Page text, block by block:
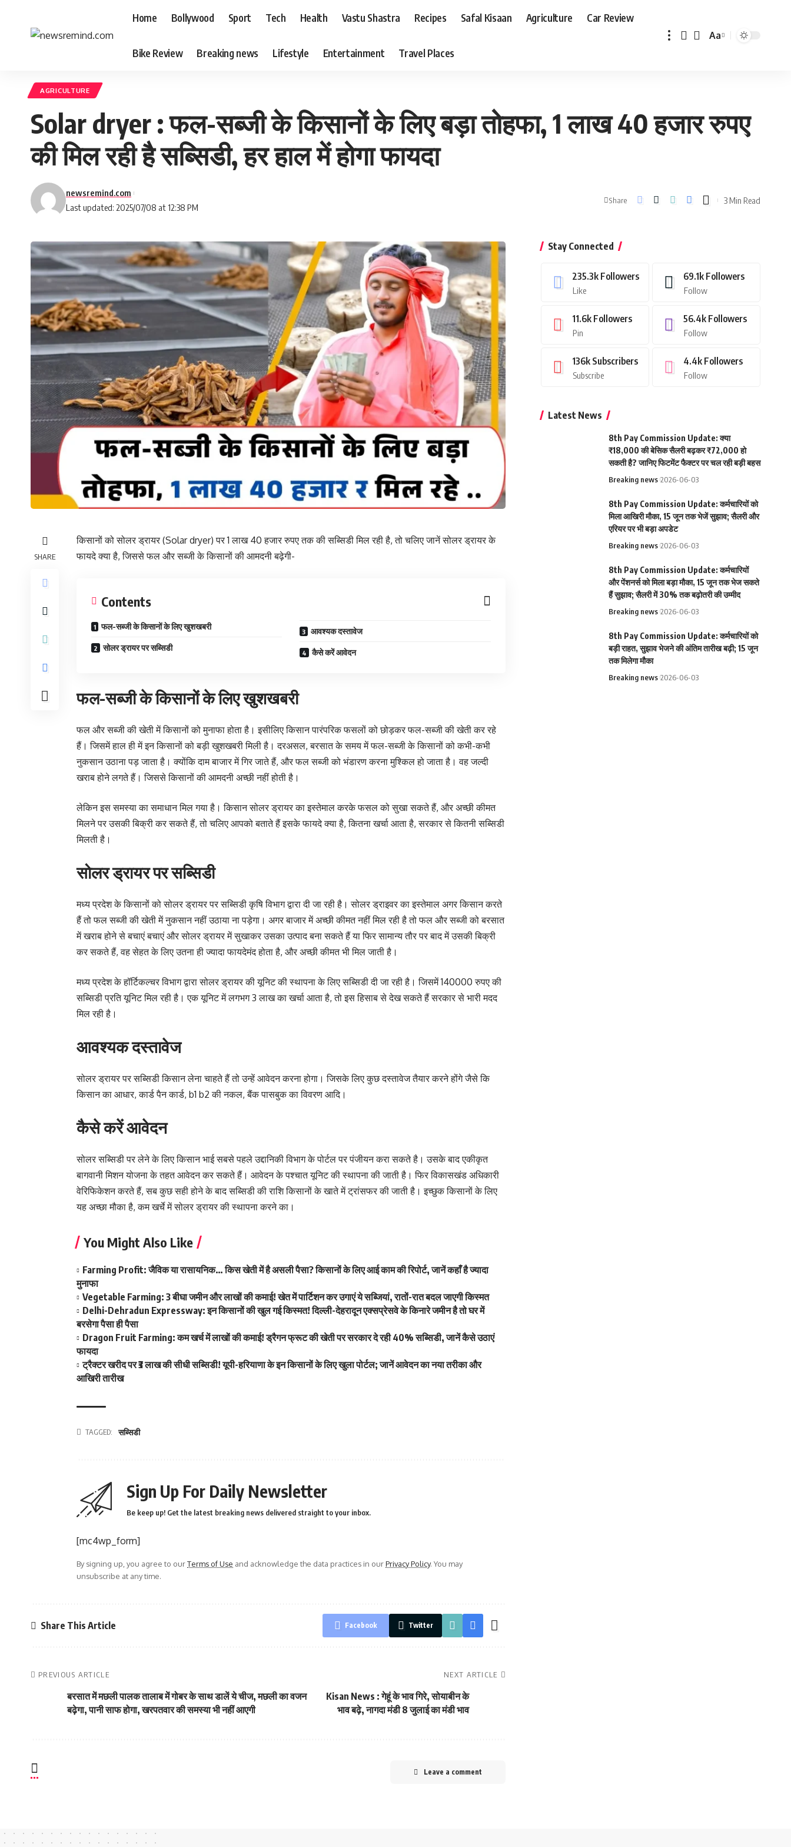
Home Bollywood Sport Tech Health Vastu Shastra Recipes Safal Kisaan Agriculture Car Review
Bike Review Breaking news Lifestyle Entertainment Travel Places
Font
Aa
AGRICULTURE
Solar dryer : फल-सब्जी के किसानों के लिए बड़ा तोहफा, 1 लाख 40 हजार रुपए
की मिल रही है सब्सिडी, हर हाल में होगा फायदा
Last updated: 2025/07/08 at 12:38 PM
newsremind.com
Share 3 Min Read
SHARE
किसानों को सोलर ड्रायर (Solar dryer) पर 1 लाख 40 हजार रुपए तक की सब्सिडी मिल रही है, तो चलिए जानें सोलर ड्रायर के
फायदे क्या है, जिससे फल और सब्जी के किसानों की आमदनी बढ़ेगी-
Contents
फल-सब्जी के किसानों के लिए खुशखबरी
सोलर ड्रायर पर सब्सिडी
आवश्यक दस्तावेज
कैसे करें आवेदन
फल-सब्जी के किसानों के लिए खुशखबरी
फल और सब्जी की खेती में किसानों को मुनाफा होता है। इसीलिए किसान पारंपरिक फसलों को छोड़कर फल-सब्जी की खेती कर रहे
हैं। जिसमें हाल ही में इन किसानों को बड़ी खुशखबरी मिली है। दरअसल, बरसात के समय में फल-सब्जी के किसानों को कभी-कभी
नुकसान उठाना पड़ जाता है। क्योंकि दाम बाजार में गिर जाते हैं, और फल सब्जी को भंडारण करना मुश्किल हो जाता है। वह जल्दी
खराब होने लगते हैं। जिससे किसानों की आमदनी अच्छी नहीं होती है।
लेकिन इस समस्या का समाधान मिल गया है। किसान सोलर ड्रायर का इस्तेमाल करके फसल को सुखा सकते हैं, और अच्छी कीमत
मिलने पर उसकी बिक्री कर सकते हैं, तो चलिए आपको बताते हैं इसके फायदे क्या है, कितना खर्चा आता है, सरकार से कितनी सब्सिडी
मिलती है।
सोलर ड्रायर पर सब्सिडी
मध्य प्रदेश के किसानों को सोलर ड्रायर पर सब्सिडी कृषि विभाग द्वारा दी जा रही है। सोलर ड्राइवर का इस्तेमाल अगर किसान करते
हैं तो फल सब्जी की खेती में नुकसान नहीं उठाया ना पड़ेगा। अगर बाजार में अच्छी कीमत नहीं मिल रही है तो फल और सब्जी को बरसात
में खराब होने से बचाएं बचाएं और सोलर ड्रायर में सुखाकर उसका उत्पाद बना सकते हैं या फिर सामान्य तौर पर बाद में उसकी बिक्री
कर सकते हैं, वह सेहत के लिए उतना ही ज्यादा फायदेमंद होता है, और अच्छी कीमत भी मिल जाती है।
मध्य प्रदेश के हॉर्टिकल्चर विभाग द्वारा सोलर ड्रायर की यूनिट की स्थापना के लिए सब्सिडी दी जा रही है। जिसमें 140000 रुपए की
सब्सिडी प्रति यूनिट मिल रही है। एक यूनिट में लगभग 3 लाख का खर्चा आता है, तो इस हिसाब से देख सकते हैं सरकार से भारी मदद
मिल रही है।
आवश्यक दस्तावेज
सोलर ड्रायर पर सब्सिडी किसान लेना चाहते हैं तो उन्हें आवेदन करना होगा। जिसके लिए कुछ दस्तावेज तैयार करने होंगे जैसे कि
किसान का आधार, कार्ड पैन कार्ड, b1 b2 की नकल, बैंक पासबुक का विवरण आदि।
कैसे करें आवेदन
सोलर सब्सिडी पर लेने के लिए किसान भाई सबसे पहले उद्दानिकी विभाग के पोर्टल पर पंजीयन करा सकते है। उसके बाद एकीकृत
बागवानी मिशन योजना के तहत आवेदन कर सकते हैं। आवेदन के पश्चात यूनिट की स्थापना की जाती है। फिर विकासखंड अधिकारी
वेरिफिकेशन करते हैं, सब कुछ सही होने के बाद सब्सिडी की राशि किसानों के खाते में ट्रांसफर की जाती है। इच्छुक किसानों के लिए
यह अच्छा मौका है, कम खर्चे में सोलर ड्रायर की स्थापना करने का।
You Might Also Like
Farming Profit: जैविक या रासायनिक… किस खेती में है असली पैसा? किसानों के लिए आई काम की रिपोर्ट, जानें कहाँ है ज्यादा
मुनाफा
Vegetable Farming: 3 बीघा जमीन और लाखों की कमाई! खेत में पार्टिशन कर उगाएं ये सब्जियां, रातों-रात बदल जाएगी किस्मत
Delhi-Dehradun Expressway: इन किसानों की खुल गई किस्मत! दिल्ली-देहरादून एक्सप्रेसवे के किनारे जमीन है तो घर में
बरसेगा पैसा ही पैसा
Dragon Fruit Farming: कम खर्च में लाखों की कमाई! ड्रैगन फ्रूट की खेती पर सरकार दे रही 40% सब्सिडी, जानें कैसे उठाएं
फायदा
ट्रैक्टर खरीद पर ₹3 लाख की सीधी सब्सिडी! यूपी-हरियाणा के इन किसानों के लिए खुला पोर्टल; जानें आवेदन का नया तरीका और
आखिरी तारीख
TAGGED: सब्सिडी
Sign Up For Daily Newsletter
Be keep up! Get the latest breaking news delivered straight to your inbox.
[mc4wp_form]
By signing up, you agree to ourTerms of Use and acknowledge the data practices in ourPrivacy Policy. You may
unsubscribe at any time.
Share This Article Facebook Twitter
PREVIOUS ARTICLE
बरसात में मछली पालक तालाब में गोबर के साथ डालें ये चीज, मछली का वजन
बढ़ेगा, पानी साफ होगा, खरपतवार की समस्या भी नहीं आएगी
NEXT ARTICLE
Kisan News : गेहूं के भाव गिरे, सोयाबीन के
भाव बढ़े, नागदा मंडी 8 जुलाई का मंडी भाव
Leave a comment
Stay Connected
235.3k Followers
Like
69.1k Followers
Follow
11.6k Followers
Pin
56.4k Followers
Follow
136k Subscribers
Subscribe
4.4k Followers
Follow
Latest News
8th Pay Commission Update: क्या
₹18,000 की बेसिक सैलरी बढ़कर ₹72,000 हो
सकती है? जानिए फिटमेंट फैक्टर पर चल रही बड़ी बहस
Breaking news 2026-06-03
8th Pay Commission Update: कर्मचारियों को
मिला आखिरी मौका, 15 जून तक भेजें सुझाव; सैलरी और
एरियर पर भी बड़ा अपडेट
Breaking news 2026-06-03
8th Pay Commission Update: कर्मचारियों
और पेंशनर्स को मिला बड़ा मौका, 15 जून तक भेज सकते
हैं सुझाव; सैलरी में 30% तक बढ़ोतरी की उम्मीद
Breaking news 2026-06-03
8th Pay Commission Update: कर्मचारियों को
बड़ी राहत, सुझाव भेजने की अंतिम तारीख बढ़ी; 15 जून
तक मिलेगा मौका
Breaking news 2026-06-03